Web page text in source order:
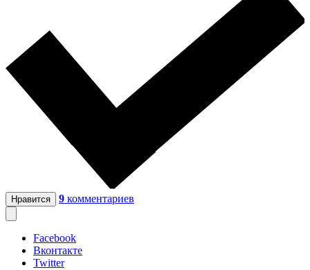
Нравится 9 комментариев
Facebook
Вконтакте
Twitter